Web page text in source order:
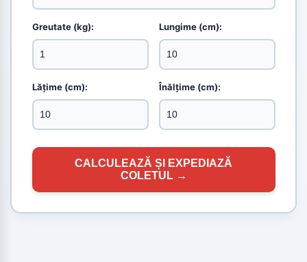
Greutate (kg): Lungime (cm):
Lățime (cm): Înălțime (cm):
CALCULEAZĂ ȘI EXPEDIAZĂ
COLETUL →